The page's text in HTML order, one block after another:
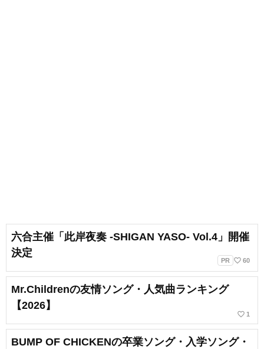
六合主催「此岸夜奏 -SHIGAN YASO- Vol.4」開催
決定
PR favorite_border 60
Mr.Childrenの友情ソング・人気曲ランキング
【2026】
favorite_border 1
BUMP OF CHICKENの卒業ソング・入学ソング・